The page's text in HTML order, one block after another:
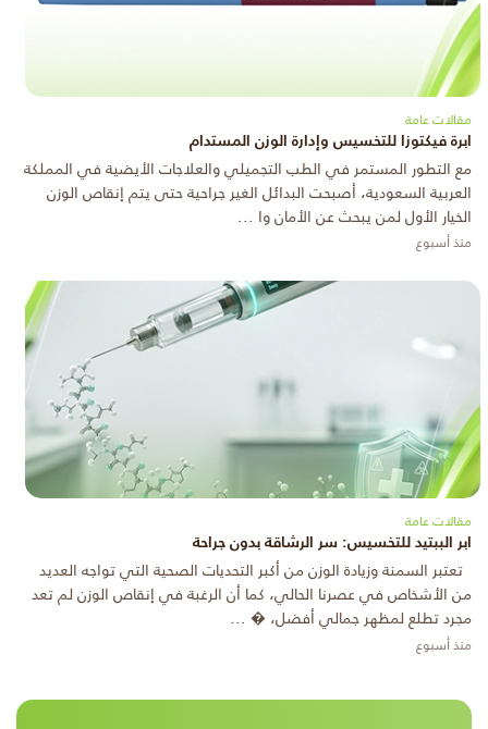
مقالات عامة
ابرة فيكتوزا للتخسيس وإدارة الوزن المستدام
مع التطور المستمر في الطب التجميلي والعلاجات الأيضية في المملكة
العربية السعودية، أصبحت البدائل الغير جراحية حتى يتم إنقاص الوزن
الخيار الأول لمن يبحث عن الأمان وا ...
منذ أسبوع
مقالات عامة
ابر الببتيد للتخسيس: سر الرشاقة بدون جراحة
تعتبر السمنة وزيادة الوزن من أكبر التحديات الصحية التي تواجه العديد
من الأشخاص في عصرنا الحالي، كما أن الرغبة في إنقاص الوزن لم تعد
مجرد تطلع لمظهر جمالي أفضل، � ...
منذ أسبوع